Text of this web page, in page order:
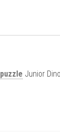
puzzle Junior